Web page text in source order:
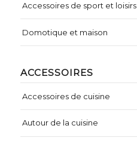
Accessoires de sport et loisirs
Domotique et maison
ACCESSOIRES
Accessoires de cuisine
Autour de la cuisine